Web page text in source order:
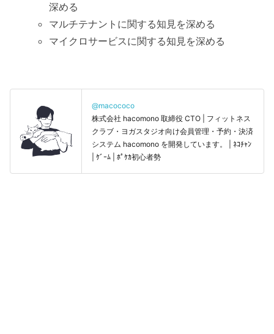
深める
マルチテナントに関する知見を深める
マイクロサービスに関する知見を深める
@macococo
株式会社 hacomono 取締役 CTO | フィットネス
クラブ・ヨガスタジオ向け会員管理・予約・決済
システム hacomono を開発しています。 | ﾈｺﾁｬﾝ
| ｹﾞｰﾑ | ﾎﾟｹｶ初心者勢